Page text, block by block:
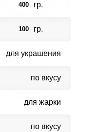
400 гр.
100 гр.
для украшения
по вкусу
для жарки
по вкусу